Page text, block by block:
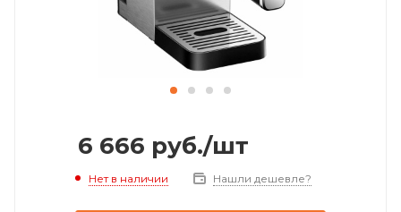
6 666 руб./шт
Нет в наличии Нашли дешевле?